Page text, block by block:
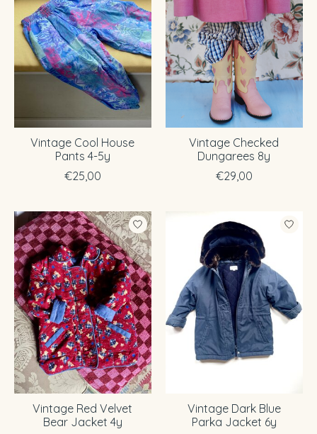
Vintage Cool House
Pants 4-5y
€25,00
Vintage Checked
Dungarees 8y
€29,00
Vintage Red Velvet
Bear Jacket 4y
Vintage Dark Blue
Parka Jacket 6y